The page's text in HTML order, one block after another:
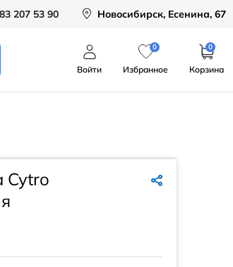
207 53 90 Новосибирск, Есенина, 67
Войти
0
Избранное
0
Корзина
Cytro